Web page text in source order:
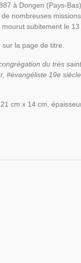
à Dongen (Pays-
nombreuses
subitement le
la page de titre.
du très
#évangéliste 19e
cm x 14 cm,